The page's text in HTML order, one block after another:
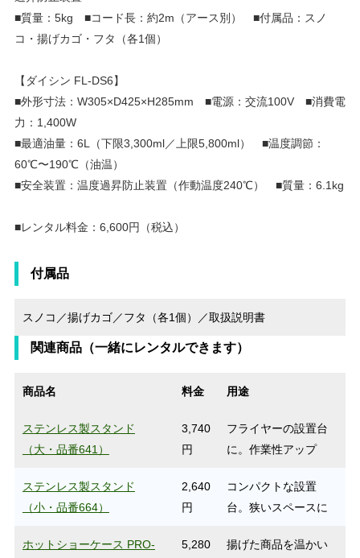
■質量：5kg ■コード長：約2m（アース別） ■付属品：スノ
コ・揚げカゴ・フタ（各1個）
【ダイシン FL-DS6】
■外形寸法：W305×D425×H285mm ■電源：交流100V ■消費電
力：1,400W
■最適油量：6L（下限3,300ml／上限5,800ml） ■温度調節：
60℃〜190℃（油温）
■安全装置：温度過昇防止装置（作動温度240℃） ■質量：6.1kg
■レンタル料金：6,600円（税込）
付属品
スノコ／揚げカゴ／フタ（各1個）／取扱説明書
関連商品（一緒にレンタルできます）
商品名 料金 用途
ステンレス製スタンド
（大・品番641）
3,740
円
フライヤーの設置台
に。作業性アップ
ステンレス製スタンド
（小・品番664）
2,640
円
コンパクトな設置
台。狭いスペースに
ホットショーケース PRO- 5,280 揚げた商品を温かい